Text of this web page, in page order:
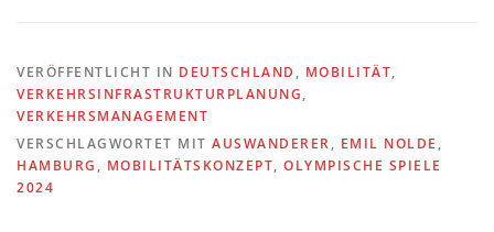
VERÖFFENTLICHT IN DEUTSCHLAND , MOBILITÄT,
VERKEHRSINFRASTRUKTURPLANUNG,
VERKEHRSMANAGEMENT
VERSCHLAGWORTET MIT AUSWANDERER, EMIL NOLDE ,
HAMBURG , MOBILITÄTSKONZEPT, OLYMPISCHE SPIELE
2024